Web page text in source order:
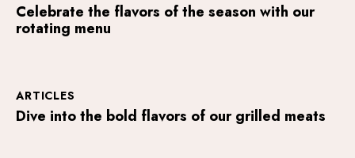
Celebrate the flavors of the season with our
rotating menu
ARTICLES
Dive into the bold flavors of our grilled meats